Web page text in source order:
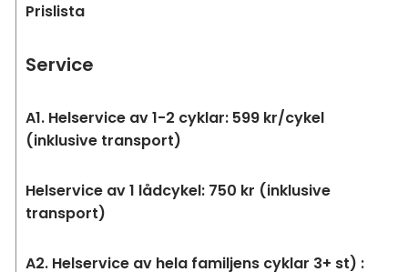
Prislista
Service
A1. Helservice av 1-2 cyklar: 599 kr/cykel
(inklusive transport)
Helservice av 1 lådcykel: 750 kr (inklusive
transport)
A2. Helservice av hela familjens cyklar 3+ st) :